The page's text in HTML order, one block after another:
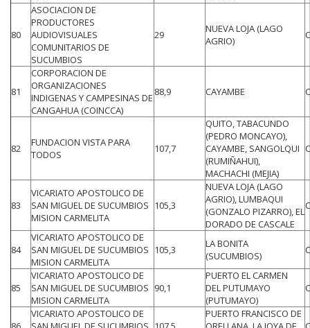
80
ASOCIACION DE
PRODUCTORES
AUDIOVISUALES
COMUNITARIOS DE
SUCUMBIOS
29
NUEVA LOJA (LAGO
AGRIO)
81
CORPORACION DE
ORGANIZACIONES
INDIGENAS Y CAMPESINAS DE
CANGAHUA (COINCCA)
88,9 CAYAMBE
82
FUNDACION VISTA PARA
TODOS
107,7
QUITO, TABACUNDO
(PEDRO MONCAYO),
CAYAMBE, SANGOLQUI
(RUMIÑAHUI),
MACHACHI (MEJIA)
83
VICARIATO APOSTOLICO DE
SAN MIGUEL DE SUCUMBIOS
MISION CARMELITA
105,3
NUEVA LOJA (LAGO
AGRIO), LUMBAQUI
(GONZALO PIZARRO), EL
DORADO DE CASCALE
84
VICARIATO APOSTOLICO DE
SAN MIGUEL DE SUCUMBIOS
MISION CARMELITA
105,3
LA BONITA
(SUCUMBIOS)
85
VICARIATO APOSTOLICO DE
SAN MIGUEL DE SUCUMBIOS
MISION CARMELITA
90,1
PUERTO EL CARMEN
DEL PUTUMAYO
(PUTUMAYO)
VICARIATO APOSTOLICO DE
PUERTO FRANCISCO DE